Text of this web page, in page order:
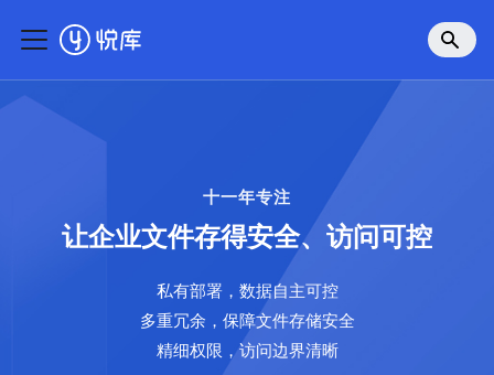
十一年专注
让企业文件存得安全、访问可控
私有部署，数据自主可控
多重冗余，保障文件存储安全
精细权限，访问边界清晰